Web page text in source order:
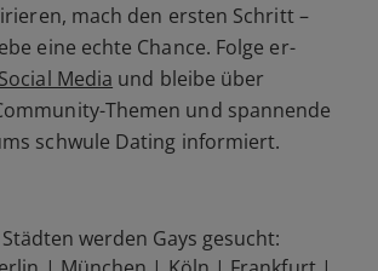
mach den ersten Schritt –
eine echte Chance. Folge er-
Social Media und bleibe über
Themen und spannende
schwule Dating informiert.
werden Gays gesucht: